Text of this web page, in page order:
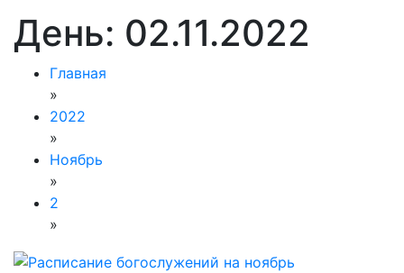
День: 02.11.2022
Главная
»
2022
»
Ноябрь
»
2
»